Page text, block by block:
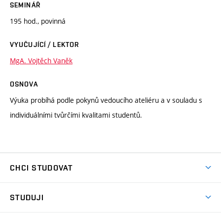
SEMINÁŘ
195 hod., povinná
VYUČUJÍCÍ / LEKTOR
MgA. Vojtěch Vaněk
OSNOVA
Výuka probíhá podle pokynů vedoucího ateliéru a v souladu s
individuálními tvůrčími kvalitami studentů.
CHCI STUDOVAT
STUDUJI